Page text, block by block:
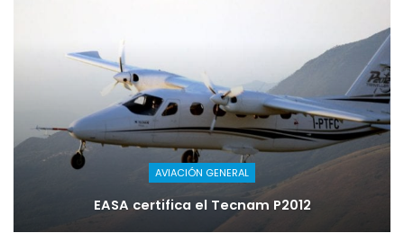
AVIACIÓN GENERAL
EASA certifica el Tecnam P2012